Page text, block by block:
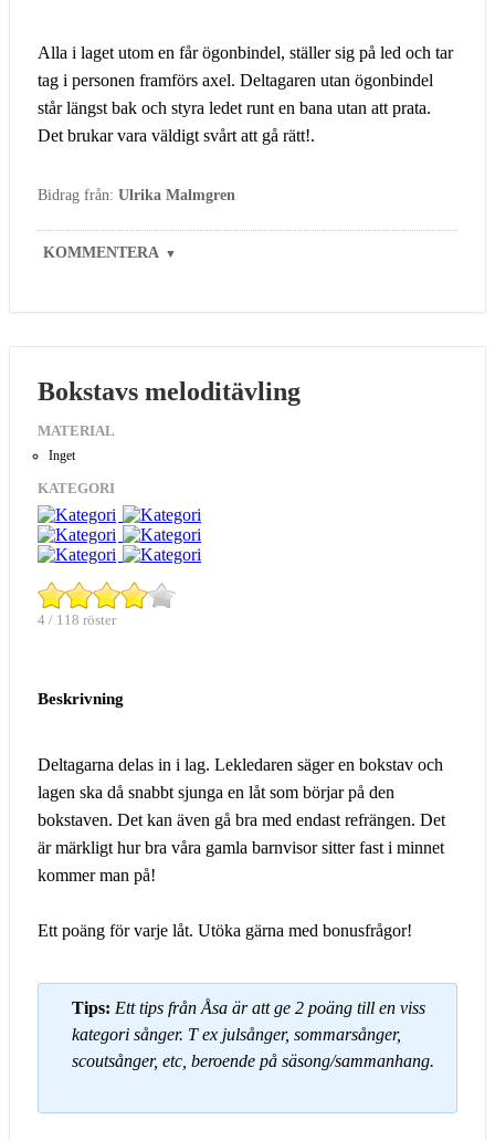
Alla i laget utom en får ögonbindel, ställer sig på led och tar
tag i personen framförs axel. Deltagaren utan ögonbindel
står längst bak och styra ledet runt en bana utan att prata.
Det brukar vara väldigt svårt att gå rätt!.
Bidrag från: Ulrika Malmgren
KOMMENTERA ▼
Bokstavs meloditävling
MATERIAL
Inget
KATEGORI
4 / 118 röster
Beskrivning
Deltagarna delas in i lag. Lekledaren säger en bokstav och
lagen ska då snabbt sjunga en låt som börjar på den
bokstaven. Det kan även gå bra med endast refrängen. Det
är märkligt hur bra våra gamla barnvisor sitter fast i minnet
kommer man på!
Ett poäng för varje låt. Utöka gärna med bonusfrågor!
Tips: Ett tips från Åsa är att ge 2 poäng till en viss
kategori sånger. T ex julsånger, sommarsånger,
scoutsånger, etc, beroende på säsong/sammanhang.